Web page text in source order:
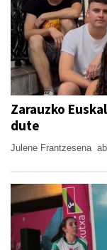
Zarauzko
dute
Julene Frantzesena